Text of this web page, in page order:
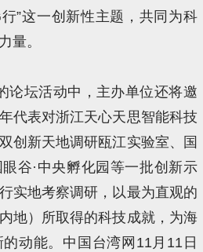
”这一创新性主题，共同为科
量。
论坛活动中，主办单位还将邀
代表对浙江天心天思智能科技
创新天地调研瓯江实验室、国
谷·中央孵化园等一批创新示
实地考察调研，以最为直观的
地）所取得的科技成就，为海
动能。中国台湾网11月11日